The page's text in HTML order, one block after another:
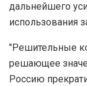
дальнейшего
использования
"Решительные
решающее
Россию